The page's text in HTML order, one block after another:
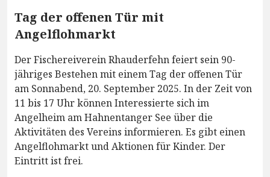
Tag der offenen Tür mit
Angelflohmarkt
Der Fischereiverein Rhauderfehn feiert sein 90-
jähriges Bestehen mit einem Tag der offenen Tür
am Sonnabend, 20. September 2025. In der Zeit von
11 bis 17 Uhr können Interessierte sich im
Angelheim am Hahnentanger See über die
Aktivitäten des Vereins informieren. Es gibt einen
Angelflohmarkt und Aktionen für Kinder. Der
Eintritt ist frei.